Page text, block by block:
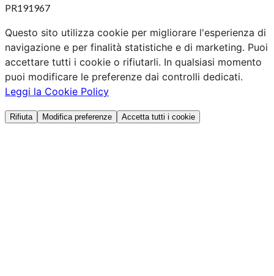
PR191967
Questo sito utilizza cookie per migliorare l'esperienza di
navigazione e per finalità statistiche e di marketing. Puoi
accettare tutti i cookie o rifiutarli. In qualsiasi momento
puoi modificare le preferenze dai controlli dedicati.
Leggi la Cookie Policy
Rifiuta Modifica preferenze Accetta tutti i cookie